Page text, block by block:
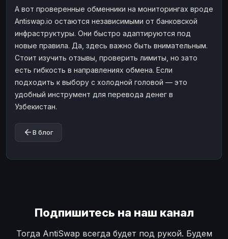
А вот проверенные обменники на мониторингах вроде
Antiswap.io остаются независимыми от банковской
инфраструктуры. Они быстро адаптируются под
новые правила. Да, здесь важно быть внимательным.
Стоит изучить отзывы, проверить лимиты, но зато
есть гибкость в направлениях обмена. Если
подходить к выбору с холодной головой — это
удобный инструмент для перевода денег в
Узбекистан.
В блог
Подпишитесь на наш канал
Тогда AntiSwap всегда будет под рукой. Будем